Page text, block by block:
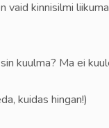
vaid kinnisilmi
kuulma? Ma ei
kuidas hingan!)